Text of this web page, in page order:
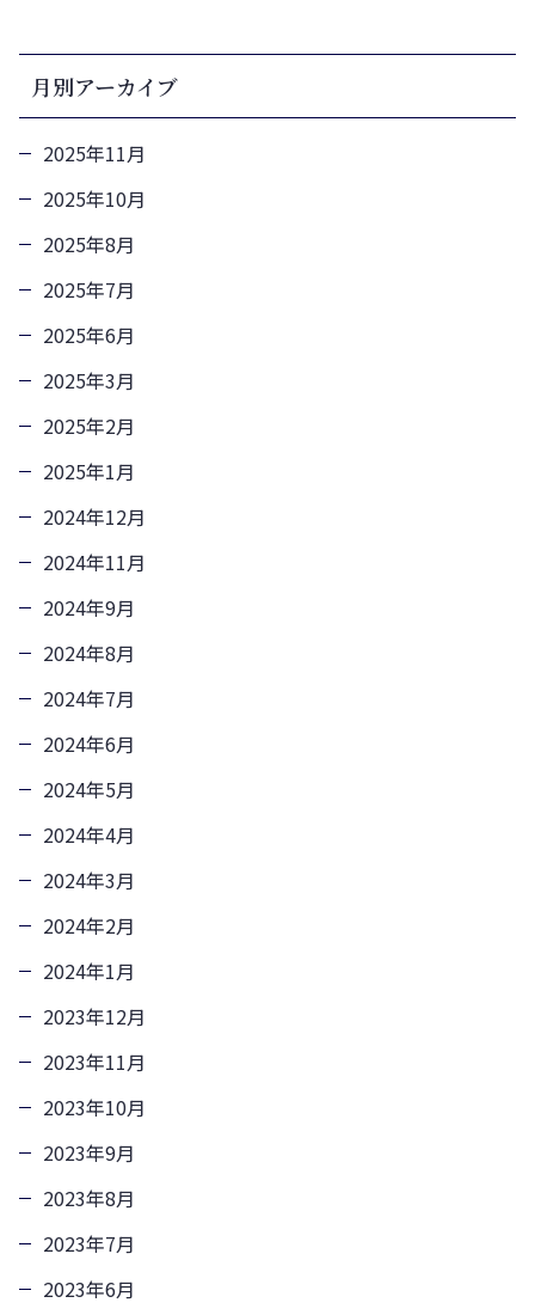
月別アーカイブ
2025年11月
2025年10月
2025年8月
2025年7月
2025年6月
2025年3月
2025年2月
2025年1月
2024年12月
2024年11月
2024年9月
2024年8月
2024年7月
2024年6月
2024年5月
2024年4月
2024年3月
2024年2月
2024年1月
2023年12月
2023年11月
2023年10月
2023年9月
2023年8月
2023年7月
2023年6月